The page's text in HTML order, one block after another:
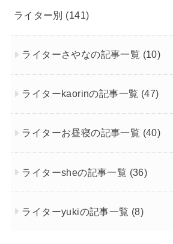
ライター別 (141)
ライターさやなの記事一覧 (10)
ライターkaorinの記事一覧 (47)
ライターお昼寝の記事一覧 (40)
ライターsheの記事一覧 (36)
ライターyukiの記事一覧 (8)